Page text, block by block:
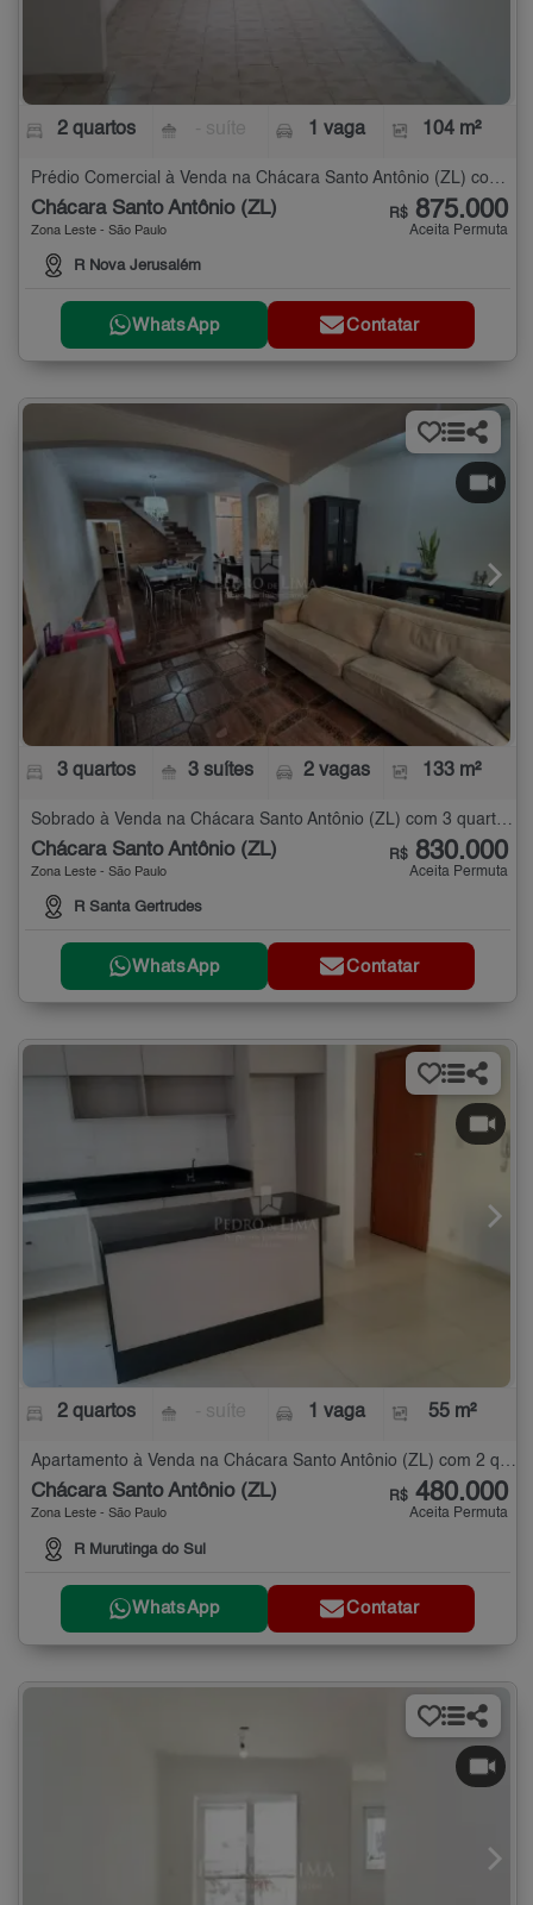
2 quartos 1 vaga 104 m²
Prédio Comercial à Venda na Chácara Santo Antônio (ZL) com 2 quartos - 104 m²
Chácara Santo Antônio (ZL)
Zona Leste - São Paulo
R Nova Jerusalém
R$ 875.000
Aceita Permuta
WhatsApp Contatar
3 quartos 3 suítes 2 vagas 133 m²
Sobrado à Venda na Chácara Santo Antônio (ZL) com 3 quartos - 133 m²
Chácara Santo Antônio (ZL)
Zona Leste - São Paulo
R Santa Gertrudes
R$ 830.000
Aceita Permuta
WhatsApp Contatar
2 quartos 1 vaga 55 m²
Apartamento à Venda na Chácara Santo Antônio (ZL) com 2 quartos - 55 m²
Chácara Santo Antônio (ZL)
Zona Leste - São Paulo
R Murutinga do Sul
R$ 480.000
Aceita Permuta
WhatsApp Contatar